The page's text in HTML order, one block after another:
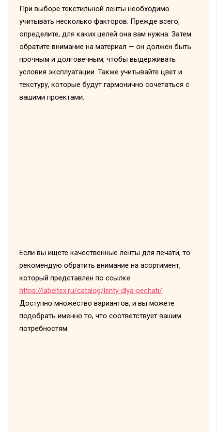
При выборе текстильной ленты необходимо
учитывать несколько факторов. Прежде всего,
определите, для каких целей она вам нужна. Затем
обратите внимание на материал — он должен быть
прочным и долговечным, чтобы выдерживать
условия эксплуатации. Также учитывайте цвет и
текстуру, которые будут гармонично сочетаться с
вашими проектами.
Если вы ищете качественные ленты для печати, то
рекомендую обратить внимание на асортимент,
который представлен по ссылке
https://labeltex.ru/catalog/lenty-dlya-pechati/.
Доступно множество вариантов, и вы можете
подобрать именно то, что соответствует вашим
потребностям.